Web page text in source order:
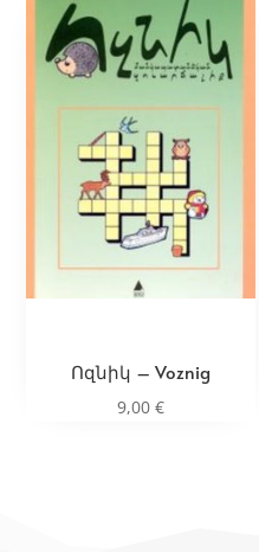
Ոզնիկ – Voznig
9,00€